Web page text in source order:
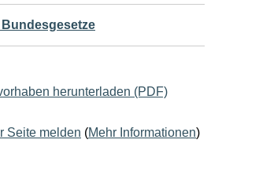
herunterladen (PDF)
Seite melden (Mehr Informationen)